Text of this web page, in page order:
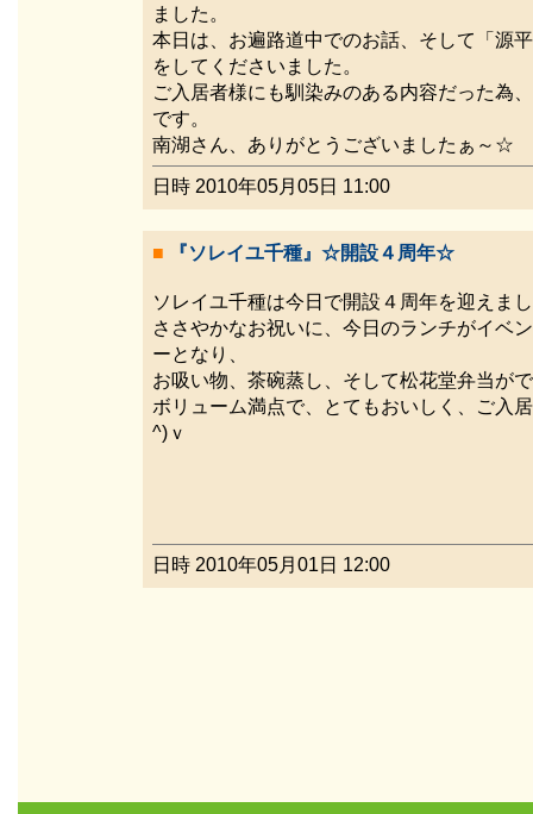
ました。
本日は、お遍路道中でのお話、そして「源
をしてくださいました。
ご入居者様にも馴染みのある内容だった為
です。
南湖さん、ありがとうございましたぁ～☆
日時 2010年05月05日 11:00
■ 『ソレイユ千種』☆開設４周年☆
ソレイユ千種は今日で開設４周年を迎えま
ささやかなお祝いに、今日のランチがイベ
ーとなり、
お吸い物、茶碗蒸し、そして松花堂弁当が
ボリューム満点で、とてもおいしく、ご入
^)ｖ
日時 2010年05月01日 12:00